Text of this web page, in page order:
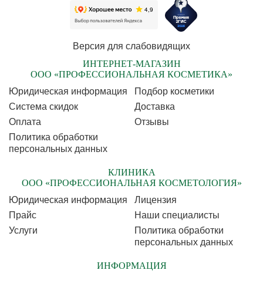
Версия для слабовидящих
ИНТЕРНЕТ-МАГАЗИН
ООО «ПРОФЕССИОНАЛЬНАЯ КОСМЕТИКА»
Юридическая информация
Подбор косметики
Cистема скидок
Доставка
Оплата
Отзывы
Политика обработки
персональных данных
КЛИНИКА
ООО «ПРОФЕССИОНАЛЬНАЯ КОСМЕТОЛОГИЯ»
Юридическая информация
Лицензия
Прайс
Наши специалисты
Услуги
Политика обработки
персональных данных
ИНФОРМАЦИЯ